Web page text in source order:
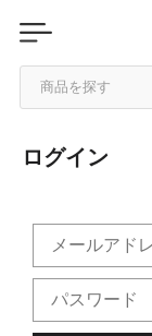
商品を探す
カテゴリから探す
中古品を探す
ログイン